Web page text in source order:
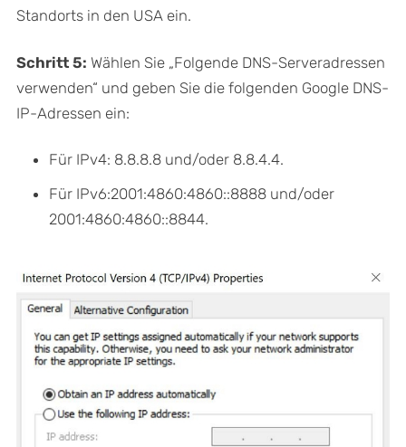
Standorts in den USA ein.
Schritt 5: Wählen Sie „Folgende DNS-Serveradressen
verwenden“ und geben Sie die folgenden Google DNS-
IP-Adressen ein:
Für IPv4: 8.8.8.8 und/oder 8.8.4.4.
Für IPv6:2001:4860:4860::8888 und/oder
2001:4860:4860::8844.